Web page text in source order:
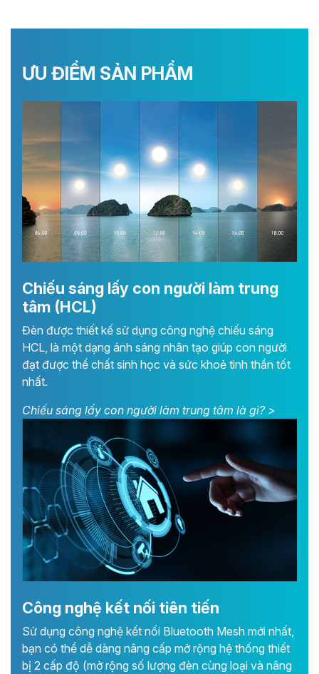
ƯU ĐIỂM SẢN PHẨM
Chiếu sáng lấy con người làm trung
tâm (HCL)
Đèn được thiết kế sử dụng công nghệ chiếu sáng
HCL, là một dạng ánh sáng nhân tạo giúp con người
đạt được thể chất sinh học và sức khoẻ tinh thần tốt
nhất.
Chiếu sáng lấy con người làm trung tâm là gì? >
Công nghệ kết nối tiên tiến
Sử dụng công nghệ kết nối Bluetooth Mesh mới nhất,
bạn có thể dễ dàng nâng cấp mở rộng hệ thống thiết
bị 2 cấp độ (mở rộng số lượng đèn cùng loại và nâng